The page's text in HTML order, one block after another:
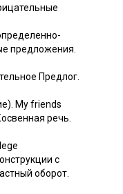
предложения.
Предлог.
My friends
речь.
с
оборот.